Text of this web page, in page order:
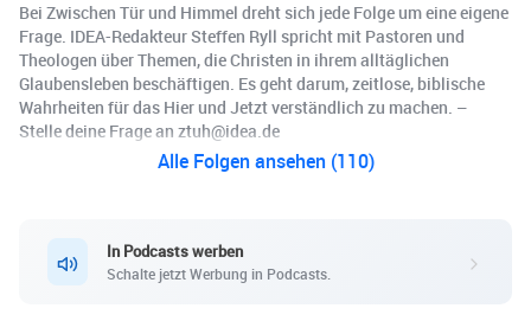
Bei Zwischen Tür und Himmel dreht sich jede Folge um eine eigene
Frage. IDEA-Redakteur Steffen Ryll spricht mit Pastoren und
Theologen über Themen, die Christen in ihrem alltäglichen
Glaubensleben beschäftigen. Es geht darum, zeitlose, biblische
Wahrheiten für das Hier und Jetzt verständlich zu machen. –
Stelle deine Frage an ztuh@idea.de
Alle Folgen ansehen (110)
In Podcasts werben
Schalte jetzt Werbung in Podcasts.